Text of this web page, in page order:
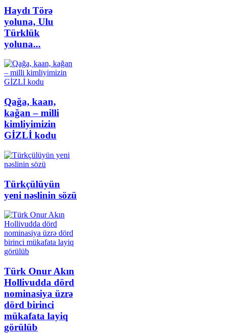
Haydı Törə
yoluna, Ulu
Türklük
yoluna...
Qağa, kaan,
kağan – milli
kimliyimizin
GİZLİ kodu
Türkçülüyün
yeni nəslinin sözü
Türk Onur Akın
Hollivudda dörd
nominasiya üzrə
dörd birinci
mükafata layiq
görülüb